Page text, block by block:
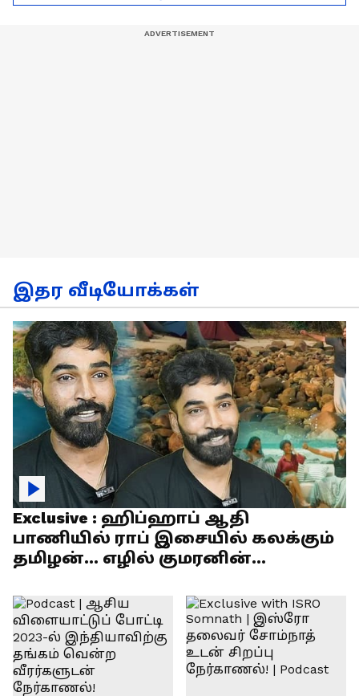
சொன்ன அட்வைஸ்!
இதர வீடியோக்கள்
Exclusive : ஹிப்ஹாப் ஆதி
பாணியில் ராப் இசையில் கலக்கும்
தமிழன்... எழில் குமரனின்